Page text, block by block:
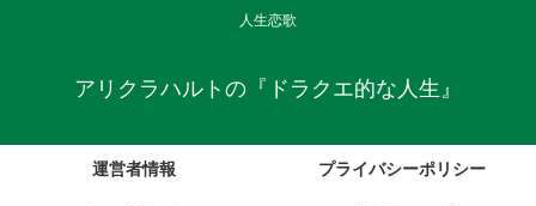
人生恋歌
アリクラハルトの『ドラクエ的な人生』
運営者情報 プライバシーポリシー